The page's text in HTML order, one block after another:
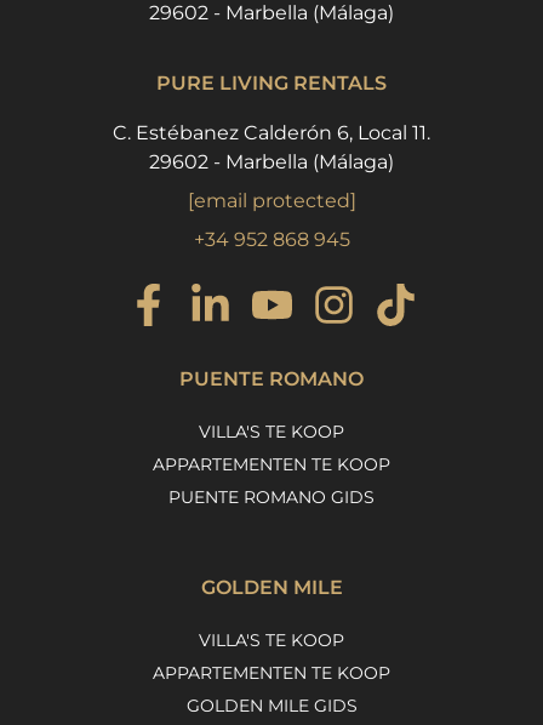
29602 - Marbella (Málaga)
PURE LIVING RENTALS
C. Estébanez Calderón 6, Local 11.
29602 - Marbella (Málaga)
[email protected]
+34 952 868 945
PUENTE ROMANO
VILLA'S TE KOOP
APPARTEMENTEN TE KOOP
PUENTE ROMANO GIDS
GOLDEN MILE
VILLA'S TE KOOP
APPARTEMENTEN TE KOOP
GOLDEN MILE GIDS